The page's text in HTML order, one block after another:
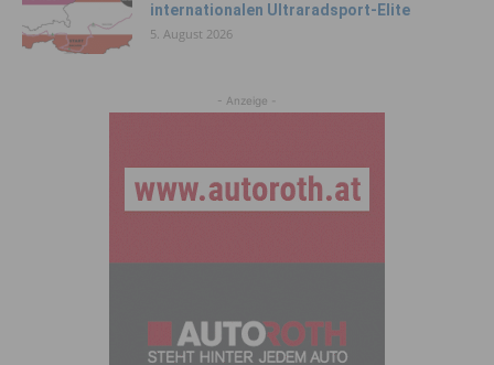
internationalen Ultraradsport-Elite
5. August 2026
- Anzeige -